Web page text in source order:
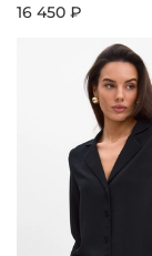
16 450 ₽